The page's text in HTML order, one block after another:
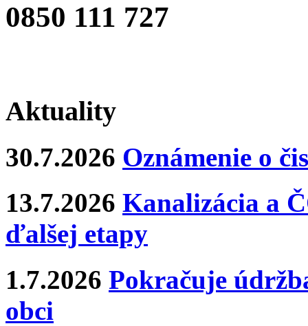
0850 111 727
Aktuality
30.7.2026 Oznámenie o
13.7.2026 Kanalizácia a
ďalšej etapy
1.7.2026 Pokračuje
obci